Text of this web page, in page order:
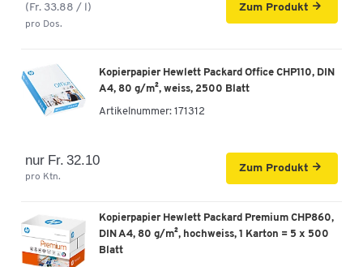
(Fr. 33.88 / l)
pro Dos.
Zum Produkt
Kopierpapier Hewlett Packard Office CHP110, DIN
A4, 80 g/m², weiss, 2500 Blatt
Artikelnummer: 171312
nur Fr. 32.10
pro Ktn.
Zum Produkt
Kopierpapier Hewlett Packard Premium CHP860,
DIN A4, 80 g/m², hochweiss, 1 Karton = 5 x 500
Blatt